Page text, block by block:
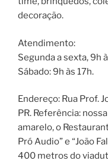
decoração.
Atendimento:
Segunda a sexta, 9h
Sábado: 9h às 17h.
Endereço: Rua Prof.
PR. Referência:
amarelo, o
Pró Audio” e “João
400 metros do